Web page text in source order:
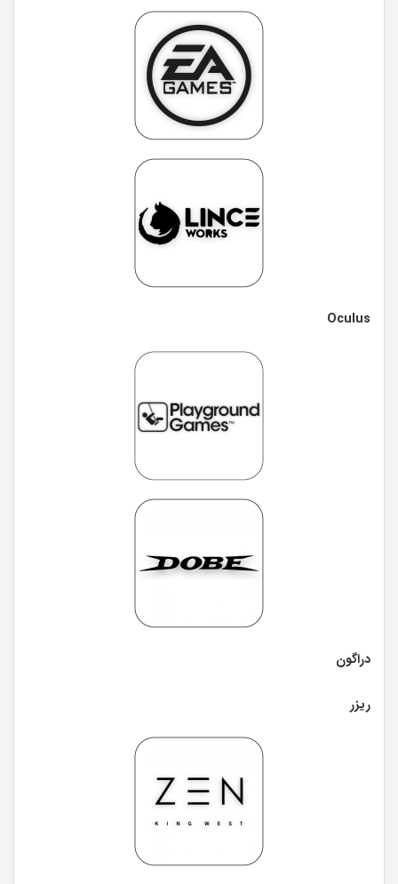
Oculus
دراگون
ریزر